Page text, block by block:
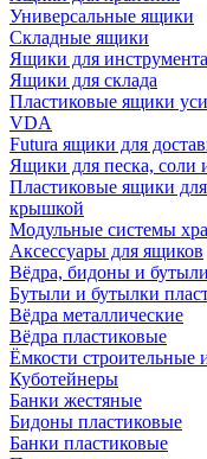
Универсальные ящики
Складные ящики
Ящики для инструмента
Ящики для склада
Пластиковые ящики
VDA
Futura ящики для
Ящики для песка, соли
Пластиковые ящики
крышкой
Модульные системы
Аксессуары для ящиков
Вёдра, бидоны и бутыли
Бутыли и бутылки
Вёдра металлические
Вёдра пластиковые
Ёмкости строительные
Куботейнеры
Банки жестяные
Бидоны пластиковые
Банки пластиковые